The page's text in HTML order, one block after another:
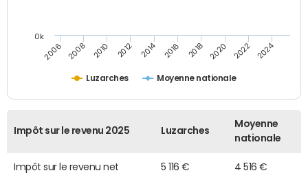
Luzarches Moyenne nationale
2006 2008 2010 2012 2014 2016 2018 2020 2022 2024
0k
Impôt sur le revenu 2025 Luzarches
Moyenne
nationale
Impôt sur le revenu net
5 116 € 4 516 €